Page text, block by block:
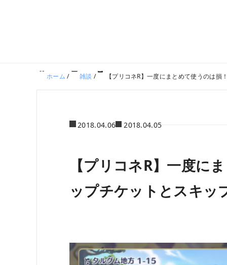
ホーム / 雑談 / 【プリコネR】一度にまとめて使うのは
2018.04.06 2018.04.05
【プリコネR】一度に
ップチケットとスキッ